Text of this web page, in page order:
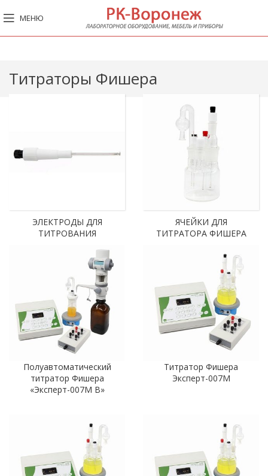
МЕНЮ
Титраторы Фишера
ЭЛЕКТРОДЫ ДЛЯ
ТИТРОВАНИЯ
ЯЧЕЙКИ ДЛЯ
ТИТРАТОРА ФИШЕРА
Полуавтоматический
титратор Фишера
«Эксперт-007М В»
Титратор Фишера
Эксперт-007М